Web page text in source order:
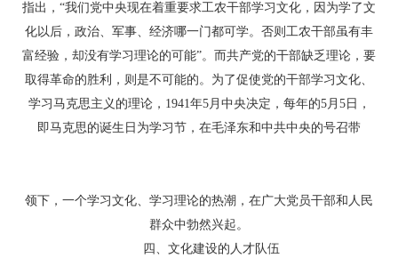
指出，“我们党中央现在着重要求工农干部学习文化，因为学了文
化以后，政治、军事、经济哪一门都可学。否则工农干部虽有丰
富经验，却没有学习理论的可能”。而共产党的干部缺乏理论，要
取得革命的胜利，则是不可能的。为了促使党的干部学习文化、
学习马克思主义的理论，1941年5月中央决定，每年的5月5日，
即马克思的诞生日为学习节，在毛泽东和中共中央的号召带
领下，一个学习文化、学习理论的热潮，在广大党员干部和人民
群众中勃然兴起。
四、文化建设的人才队伍